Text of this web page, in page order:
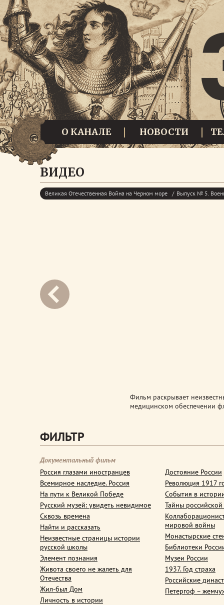
О КАНАЛЕ НОВОСТИ
ВИДЕО
Великая Отечественная Война на Черном море Выпуск № 5.
Фильм раскрывает
медицинском обеспечении
ФИЛЬТР
Документальный фильм
Россия глазами иностранцев
Всемирное наследие. Россия
На пути к Великой Победе
Русский музей: увидеть невидимое
Сквозь времена
Найти и рассказать
Неизвестные страницы истории
русской школы
Элемент познания
Живота своего не жалеть для
Отечества
Жил-был Дом
Личность в истории
Достояние России
Революция 1917
События в
Тайны
мировой войны
Монастырские
Библиотеки
Музеи России
1937. Год страха
Российские
Петергоф –